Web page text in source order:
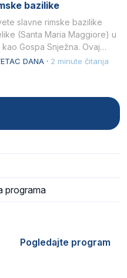
bazilike
slavne rimske bazilike
(Santa Maria Maggiore) u
Gospa Snježna. Ovaj
DANA · 2 minute čitanja
programa
Pogledajte program